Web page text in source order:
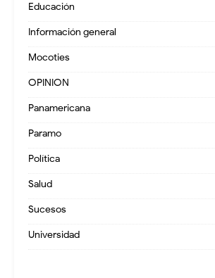
Educación
Información general
Mocoties
OPINION
Panamericana
Paramo
Política
Salud
Sucesos
Universidad